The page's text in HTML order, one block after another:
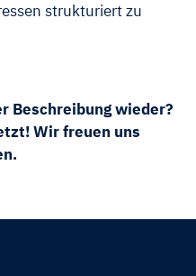
strukturiert zu
Beschreibung wieder?
Wir freuen uns